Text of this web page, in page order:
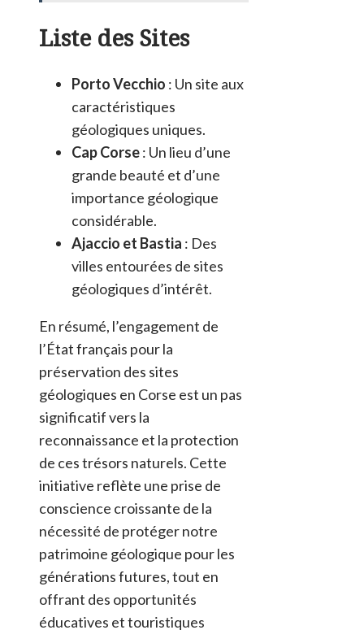
Liste des Sites
Porto Vecchio : Un site aux
caractéristiques
géologiques uniques.
Cap Corse: Un lieu d’une
grande beauté et d’une
importance géologique
considérable.
Ajaccio et Bastia : Des
villes entourées de sites
géologiques d’intérêt.
En résumé, l’engagement de
l’État français pour la
préservation des sites
géologiques en Corse est un pas
significatif vers la
reconnaissance et la protection
de ces trésors naturels. Cette
initiative reflète une prise de
conscience croissante de la
nécessité de protéger notre
patrimoine géologique pour les
générations futures, tout en
offrant des opportunités
éducatives et touristiques